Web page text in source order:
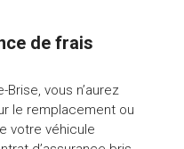
de frais
Brise, vous n’aurez
le remplacement ou
votre véhicule